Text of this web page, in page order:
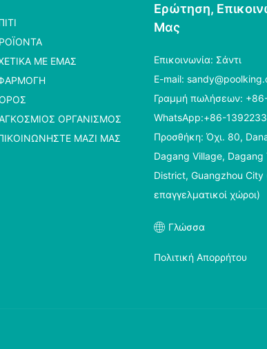
ΜΕ ΕΜΆΣ
ΟΡΓΑΝΙΣΜΌΣ
ΜΑΖΊ ΜΑΣ
Ερώτηση,
Μας
Επικοινωνία: Σάντι
E-mail:
Γραμμή πωλήσεων:
WhatsApp:+86-
Προσθήκη: Όχι. 80,
Dagang Village, Dagang
District, Guangzhou City
επαγγελματικοί χώροι)
Γλώσσα
Πολιτική Απορρήτου